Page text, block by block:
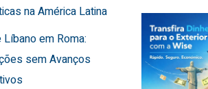
na América Latina
em Roma:
sem Avanços